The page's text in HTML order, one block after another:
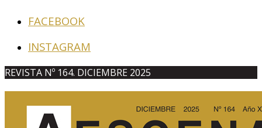
FACEBOOK
INSTAGRAM
REVISTA Nº 164. DICIEMBRE 2025